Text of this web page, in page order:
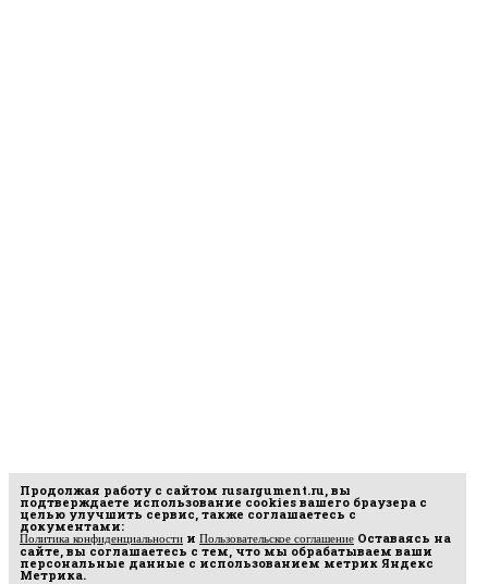
Продолжая работу с сайтом rusargument.ru, вы
подтверждаете использование cookies вашего браузера с
целью улучшить сервис, также соглашаетесь с
документами:
Политика конфиденциальности и Пользовательское соглашение Оставаясь на
сайте, вы соглашаетесь с тем, что мы обрабатываем ваши
персональные данные с использованием метрик Яндекс
Метрика.